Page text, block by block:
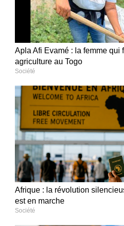
Apla Afi Evamé : la femme qui
agriculture au Togo
Société
Afrique : la révolution
est en marche
Société